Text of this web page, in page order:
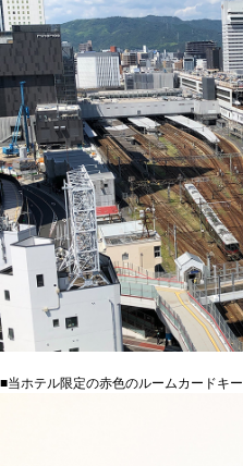
■当ホテル限定の赤色のルームカードキー